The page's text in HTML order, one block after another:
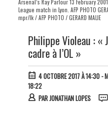
Arsenal’s Ray Parlour 13 February
League match in Lyon. AFP PHOTO
mpr/lk / AFP PHOTO / GERARD MALIE
Philippe Violeau : «
cadre à l’OL »
4 OCTOBRE 2017 À 14:30-
18:22
PARJONATHAN LOPES